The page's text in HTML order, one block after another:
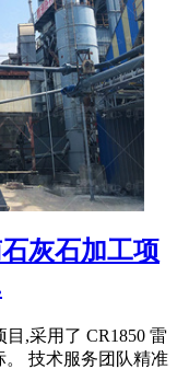
灰石加工项
,采用了 CR1850 雷
技术服务团队精准